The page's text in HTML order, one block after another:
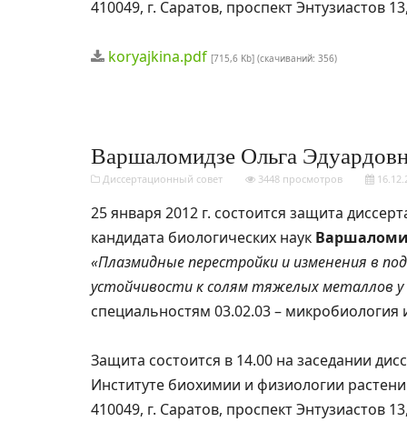
410049, г. Саратов, проспект Энтузиастов
koryajkina.pdf [715,6 Kb] (cкачиваний: 356)
Варшаломидзе Ольга
Диссертационный совет 3448 просмотров
25 января 2012 г. состоится защита
кандидата биологических наук
«Плазмидные перестройки и изменения в
устойчивости к солям тяжелых металлов у
специальностям 03.02.03 – микробиология
Защита состоится в 14.00 на заседании
Институте биохимии и физиологии
410049, г. Саратов, проспект Энтузиастов